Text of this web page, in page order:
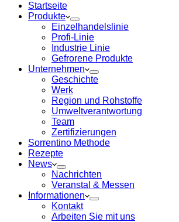
Startseite
Produkte
Einzelhandelslinie
Profi-Linie
Industrie Linie
Gefrorene Produkte
Unternehmen
Geschichte
Werk
Region und Rohstoffe
Umweltverantwortung
Team
Zertifizierungen
Sorrentino Methode
Rezepte
News
Nachrichten
Veranstal & Messen
Informationen
Kontakt
Arbeiten Sie mit uns